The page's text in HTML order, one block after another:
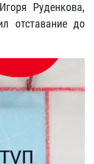
Руденкова,
отставание до